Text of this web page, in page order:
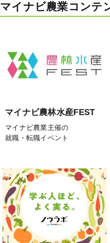
マイナビ農業コンテ
マイナビ農林水産FEST
マイナビ農業主催の
就職・転職イベント